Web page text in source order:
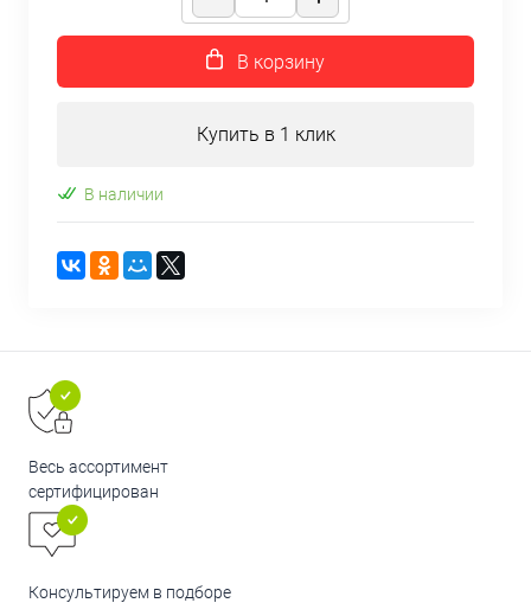
В корзину
Купить в 1 клик
В наличии
Весь ассортимент
сертифицирован
Консультируем в подборе